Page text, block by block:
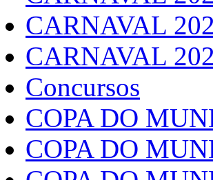
CARNAVAL
CARNAVAL
Concursos
COPA DO
COPA DO